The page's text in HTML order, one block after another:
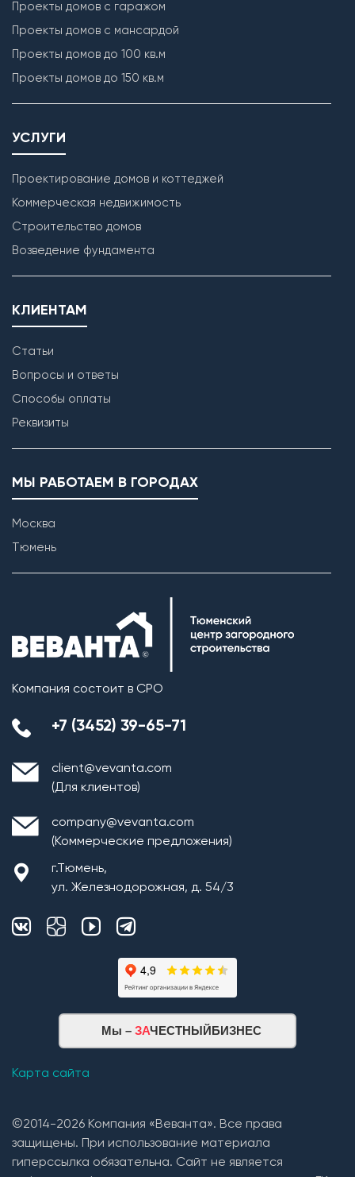
Проекты домов с гаражом
Проекты домов с мансардой
Проекты домов до 100 кв.м
Проекты домов до 150 кв.м
УСЛУГИ
Проектирование домов и коттеджей
Коммерческая недвижимость
Строительство домов
Возведение фундамента
КЛИЕНТАМ
Статьи
Вопросы и ответы
Способы оплаты
Реквизиты
МЫ РАБОТАЕМ В ГОРОДАХ
Москва
Тюмень
Компания состоит в СРО
+7 (3452) 39-65-71
client@vevanta.com
(Для клиентов)
company@vevanta.com
(Коммерческие предложения)
г.Тюмень,
ул. Железнодорожная, д. 54/3
Мы – ЗАЧЕСТНЫЙБИЗНЕС
Карта сайта
©2014-2026 Компания «Веванта». Все права
защищены. При использование материала
гиперссылка обязательна. Сайт не является